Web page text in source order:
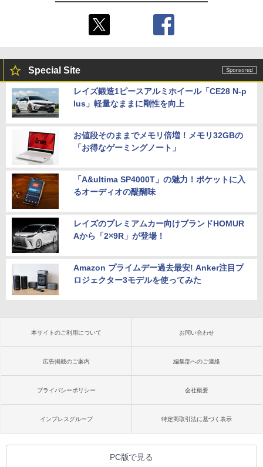
Special Site
レイズ鍛造1ピースアルミホイール「CE28 N-p
lus」軽量なままに剛性を向上
お値段そのままでメモリ倍増！メモリ32GBの
「お得なゲーミングノート」
「A&ultima SP4000T」の魅力！ポケットに入
るオーディオの醍醐味
レイズのプレミアムカー向けブランドHOMUR
Aから「2×9R」が登場！
Amazon プライムデー過去最安! Anker注目プ
ロジェクター3モデルを使ってみた
本サイトのご利用について お問い合わせ
広告掲載のご案内 編集部へのご連絡
プライバシーポリシー 会社概要
インプレスグループ 特定商取引法に基づく表示
PC版で見る